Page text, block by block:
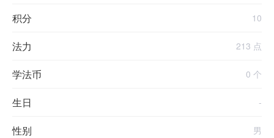
积分 10
法力 213 点
学法币 0 个
生日 -
性别 男